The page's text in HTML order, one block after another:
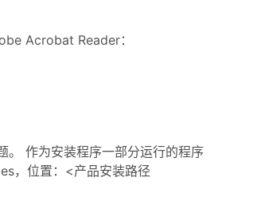
Acrobat Reader：
作为安装程序一部分运行的程序
，位置：<产品安装路径